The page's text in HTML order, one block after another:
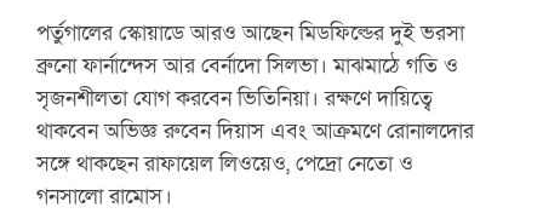
পর্তুগালের স্কোয়াডে আরও আছেন মিডফিল্ডের দুই ভরসা
ব্রুনো ফার্নান্দেস আর বের্নাদো সিলভা। মাঝমাঠে গতি ও
সৃজনশীলতা যোগ করবেন ভিতিনিয়া। রক্ষণে দায়িত্বে
থাকবেন অভিজ্ঞ রুবেন দিয়াস এবং আক্রমণে রোনালদোর
সঙ্গে থাকছেন রাফায়েল লিওয়েও, পেদ্রো নেতো ও
গনসালো রামোস।